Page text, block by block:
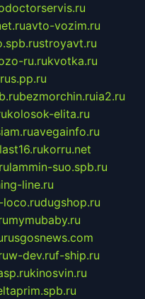
avto-vozim.ru
stroyavt.ru
ru.rukvotka.ru
bezmorchin.ruia2.ru
kolosok-elita.ru
avegainfo.ru
korru.net
lammin-suo.spb.ru
line.ru
loco.rudugshop.ru
mymubaby.ru
rusgosnews.com
w-dev.ruf-ship.ru
kinosvin.ru